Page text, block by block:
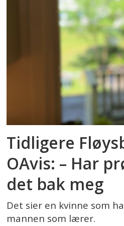
Tidligere
OAvis: – Har
det bak meg
Det sier en kvinne som
mannen som lærer.